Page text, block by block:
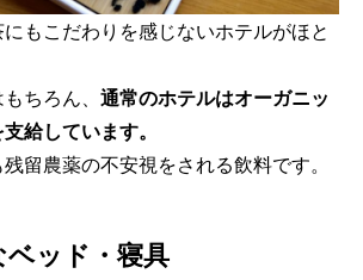
もこだわりを感じないホテルがほと
ちろん、 通常のホテルはオーガニッ
給しています。
留農薬の不安視をされる飲料です。
ッド・寝具